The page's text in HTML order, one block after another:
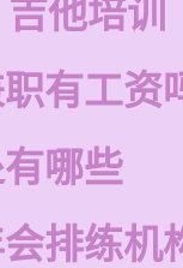
他培训
有工资
哪些
排练机